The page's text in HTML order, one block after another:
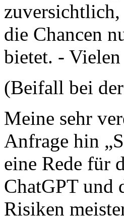
zuversichtlich,
die Chancen
bietet. -
(Beifall bei
Meine sehr
Anfrage hin
eine Rede für
ChatGPT und
Risiken